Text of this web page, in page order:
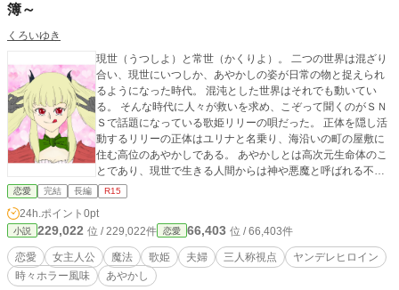
簿～
くろいゆき
現世（うつしよ）と常世（かくりよ）。 二つの世界は混ざり
合い、現世にいつしか、あやかしの姿が日常の物と捉えられ
るようになった時代。 混沌とした世界はそれでも動いてい
る。 そんな時代に人々が救いを求め、こぞって聞くのがＳＮ
Ｓで話題になっている歌姫リリーの唄だった。 正体を隠し活
動するリリーの正体はユリナと名乗り、海沿いの町の屋敷に
住む高位のあやかしである。 あやかしとは高次元生命体のこ
とであり、現世で生きる人間からは神や悪魔と呼ばれる不可
思議な存在だった。 共に暮らすのは半分あやかしで半分人間
である混血の麗央。 二人は世を忍ぶあやかしの夫婦だったの
である。 マナやオドといったエナジーが大気中に存在し、エ
ナジーと呼ばれている。 あやかしが生命活動及び存在を維持
するのに必要なものであり、人間の中にも生体エナジーとし
て存在していた。 歌姫リリーの唄はこの生体エナジーを平和
的かつ効果的に得られる手段である。 彼女を巡り様々な陰謀
恋愛 完結 長編 R15
24h.ポイント 0pt
小説 229,022 位 / 229,022件 恋愛 66,403 位 / 66,403件
恋愛 女主人公 魔法 歌姫 夫婦 三人称視点
ヤンデレヒロイン
時々ホラー風味
あやかし